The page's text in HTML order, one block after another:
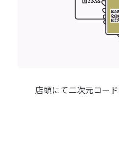
店頭にて二次元コー